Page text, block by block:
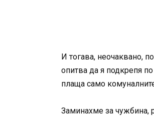
И тогава, неочаквано,
опитва да я подкрепя
плаща само
Заминахме за чужбина,